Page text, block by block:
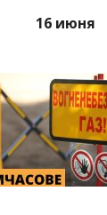
16 июня